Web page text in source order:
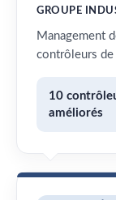
GROUPE
Management
contrôleurs
10
améliorés